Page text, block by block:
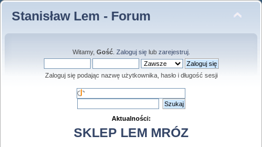
Stanisław Lem - Forum
Witamy, Gość. Zaloguj sięlub zarejestruj.
Zaloguj się podając nazwę użytkownika, hasło i długość sesji
Aktualności:
SKLEP LEM MRÓZ